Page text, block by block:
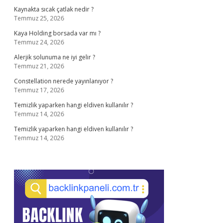
Kaynakta sıcak çatlak nedir ?
Temmuz 25, 2026
Kaya Holding borsada var mı ?
Temmuz 24, 2026
Alerjik solunuma ne iyi gelir ?
Temmuz 21, 2026
Constellation nerede yayınlanıyor ?
Temmuz 17, 2026
Temizlik yaparken hangi eldiven kullanılır ?
Temmuz 14, 2026
Temizlik yaparken hangi eldiven kullanılır ?
Temmuz 14, 2026